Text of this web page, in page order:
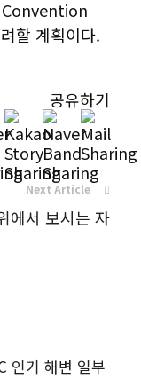
Convention
할 계획이다.
공유하기
Next Article
에서 보시는 자
인기 해변 일부